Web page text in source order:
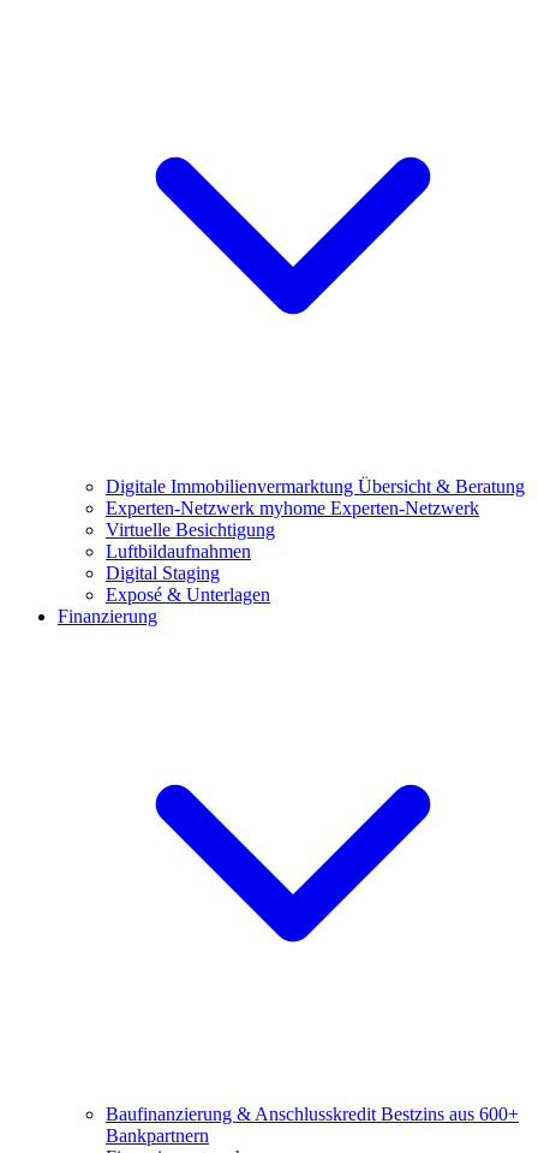
Digitale Immobilienvermarktung Übersicht & Beratung
Experten-Netzwerk myhome Experten-Netzwerk
Virtuelle Besichtigung
Luftbildaufnahmen
Digital Staging
Exposé & Unterlagen
Finanzierung
Baufinanzierung & Anschlusskredit Bestzins aus 600+
Bankpartnern